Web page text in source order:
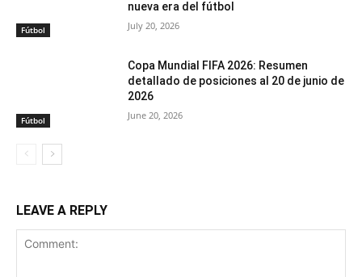
Fútbol
nueva era del fútbol
July 20, 2026
Fútbol
Copa Mundial FIFA 2026: Resumen
detallado de posiciones al 20 de junio de
2026
June 20, 2026
LEAVE A REPLY